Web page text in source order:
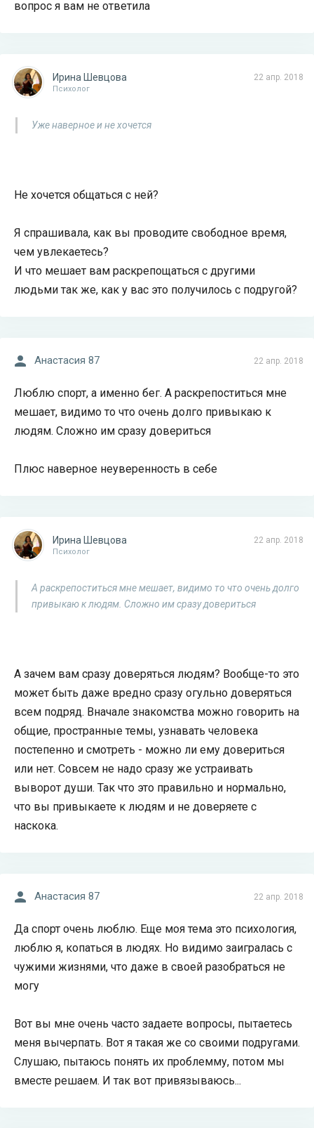
вопрос я вам не ответила
22 апр. 2018
Ирина Шевцова
Психолог
Уже наверное и не хочется
Не хочется общаться с ней?
Я спрашивала, как вы проводите свободное время,
чем увлекаетесь?
И что мешает вам раскрепощаться с другими
людьми так же, как у вас это получилось с подругой?
22 апр. 2018
Анастасия 87
Люблю спорт, а именно бег. А раскрепоститься мне
мешает, видимо то что очень долго привыкаю к
людям. Сложно им сразу довериться
Плюс наверное неуверенность в себе
22 апр. 2018
Ирина Шевцова
Психолог
А раскрепоститься мне мешает, видимо то что очень долго
привыкаю к людям. Сложно им сразу довериться
А зачем вам сразу доверяться людям? Вообще-то это
может быть даже вредно сразу огульно доверяться
всем подряд. Вначале знакомства можно говорить на
общие, пространные темы, узнавать человека
постепенно и смотреть - можно ли ему довериться
или нет. Совсем не надо сразу же устраивать
выворот души. Так что это правильно и нормально,
что вы привыкаете к людям и не доверяете с
наскока.
22 апр. 2018
Анастасия 87
Да спорт очень люблю. Еще моя тема это психология,
люблю я, копаться в людях. Но видимо заигралась с
чужими жизнями, что даже в своей разобраться не
могу
Вот вы мне очень часто задаете вопросы, пытаетесь
меня вычерпать. Вот я такая же со своими подругами.
Слушаю, пытаюсь понять их проблемму, потом мы
вместе решаем. И так вот привязываюсь...